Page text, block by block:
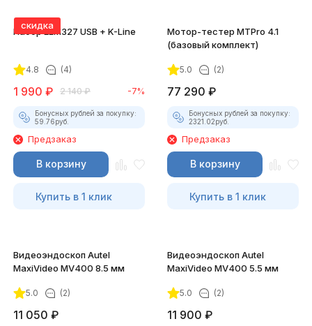
скидка
Набор ELM327 USB + K-Line
4.8 (4)
1 990 ₽ 2 140 ₽ -7%
Бонусных рублей за покупку:
59.76руб.
Предзаказ
В корзину
Купить в 1 клик
Мотор-тестер MTPro 4.1
(базовый комплект)
5.0 (2)
77 290 ₽
Бонусных рублей за покупку:
2321.02руб.
Предзаказ
В корзину
Купить в 1 клик
Видеоэндоскоп Autel
MaxiVideo MV400 8.5 мм
5.0 (2)
11 050 ₽
Видеоэндоскоп Autel
MaxiVideo MV400 5.5 мм
5.0 (2)
11 900 ₽